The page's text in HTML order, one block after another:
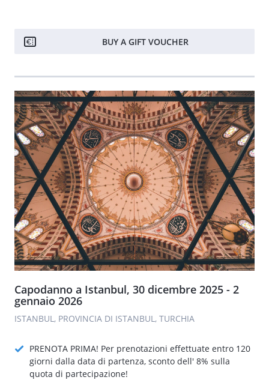
BUY A GIFT VOUCHER
Capodanno a Istanbul, 30 dicembre 2025 - 2
gennaio 2026
ISTANBUL, PROVINCIA DI ISTANBUL, TURCHIA
PRENOTA PRIMA! Per prenotazioni effettuate entro 120
giorni dalla data di partenza, sconto dell' 8% sulla
quota di partecipazione!